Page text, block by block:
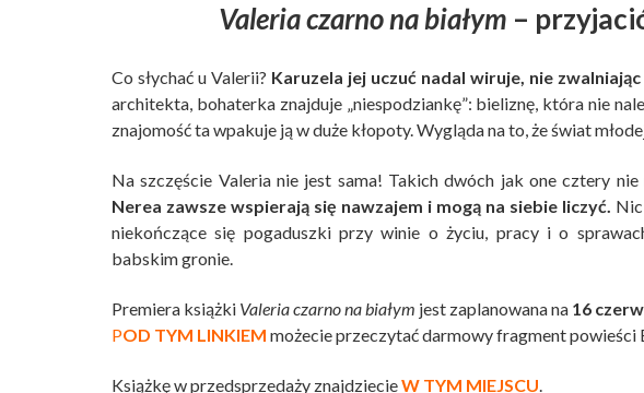
Valeria czarno na białym –
Co słychać u Valerii? Karuzela jej uczuć nadal wiruje, nie
architekta, bohaterka znajduje „niespodziankę”: bieliznę, która nie
znajomość ta wpakuje ją w duże kłopoty. Wygląda na to, że świat
Na szczęście Valeria nie jest sama! Takich dwóch jak one cztery nie
Nerea zawsze wspierają się nawzajem i mogą na siebie liczyć.
niekończące się pogaduszki przy winie o życiu, pracy i o
babskim gronie.
Premiera książki Valeria czarno na białym jest zaplanowana na 16
POD TYM LINKIEM możecie przeczytać darmowy fragment powieści
Książkę w przedsprzedaży znajdziecieW TYM MIEJSCU.